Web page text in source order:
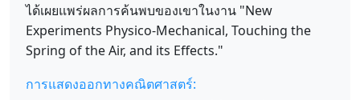
ได้เผยแพร่ผลการค้นพบของเขาในงาน "New
Experiments Physico-Mechanical, Touching the
Spring of the Air, and its Effects."
การแสดงออกทางคณิตศาสตร์: